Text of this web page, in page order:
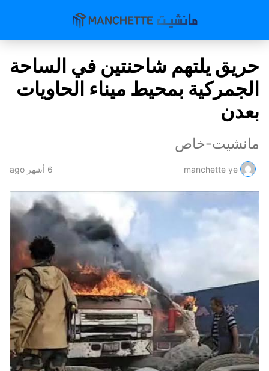
حريق يلتهم شاحنتين في الساحة
الجمركية بمحيط ميناء الحاويات
بعدن
مانشيت-خاص
manchette ye 6 أشهر ago